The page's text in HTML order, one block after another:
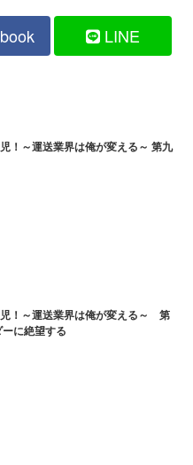
LINE
！～運送業界は俺が変える～ 第九
児！～運送業界は俺が変える～ 第
に絶望する